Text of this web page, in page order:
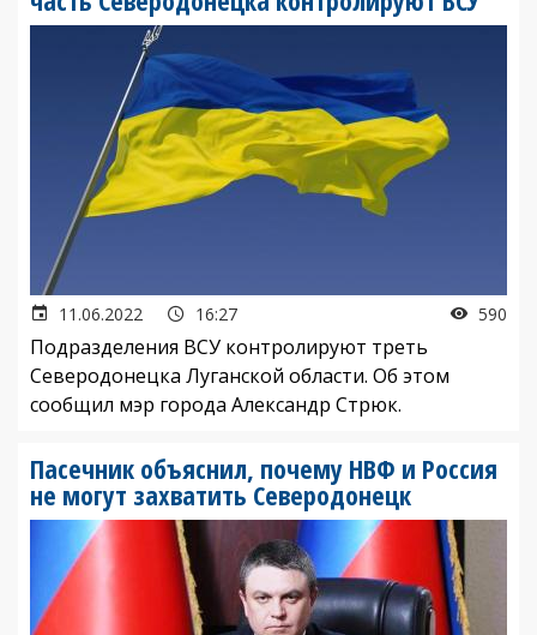
11.06.2022 16:27 590
Подразделения ВСУ контролируют треть
Северодонецка Луганской области. Об этом
сообщил мэр города Александр Стрюк.
Пасечник объяснил, почему НВФ и Россия
не могут захватить Северодонецк